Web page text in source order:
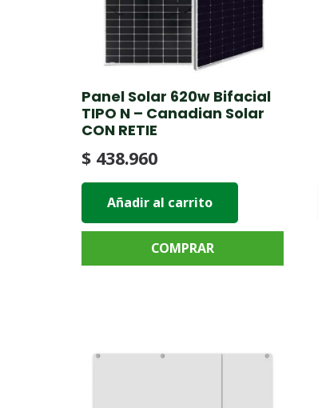
Panel Solar 620w Bifacial
TIPO N – Canadian Solar
CON RETIE
$ 438.960
Añadir al carrito
COMPRAR